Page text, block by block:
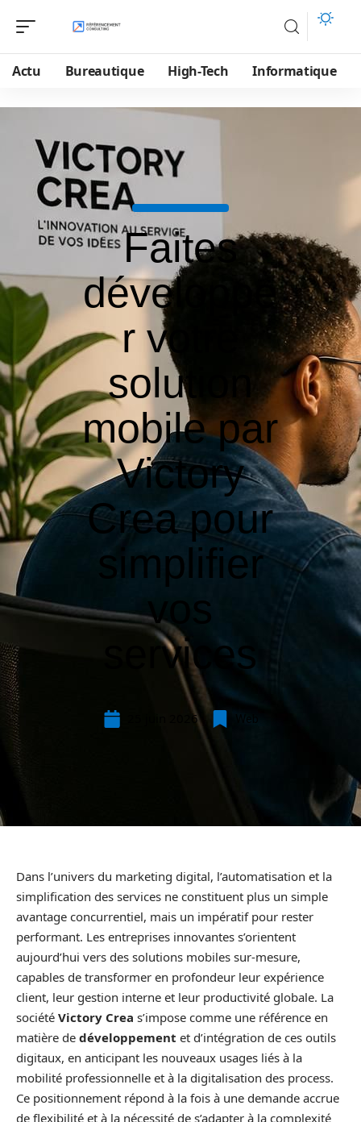
Actu Bureautique High-Tech Informatique
Faites
développe
r votre
solution
mobile par
Victory
Crea pour
simplifier
vos
services
25 juin 2026 Web
Dans l’univers du marketing digital, l’automatisation et la
simplification des services ne constituent plus un simple
avantage concurrentiel, mais un impératif pour rester
performant. Les entreprises innovantes s’orientent
aujourd’hui vers des solutions mobiles sur-mesure,
capables de transformer en profondeur leur expérience
client, leur gestion interne et leur productivité globale. La
société Victory Crea s’impose comme une référence en
matière de développement et d’intégration de ces outils
digitaux, en anticipant les nouveaux usages liés à la
mobilité professionnelle et à la digitalisation des process.
Ce positionnement répond à la fois à une demande accrue
de flexibilité et à la nécessité de s’adapter à la complexité